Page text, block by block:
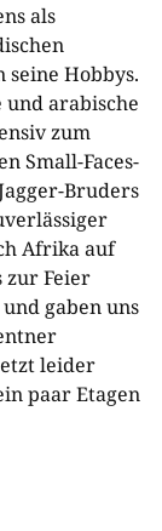
als
Hobbys.
arabische
zum
Small-Faces-
Bruders
Afrika auf
zur Feier
gaben uns
leider
paar Etagen